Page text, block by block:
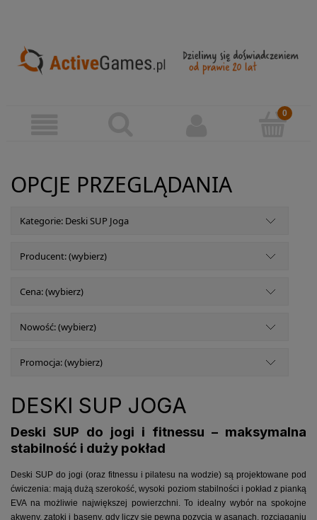
OPCJE PRZEGLĄDANIA
Kategorie: Deski SUP Joga
Producent: (wybierz)
Cena: (wybierz)
Nowość: (wybierz)
Promocja: (wybierz)
DESKI SUP JOGA
Deski SUP do jogi i fitnessu – maksymalna
stabilność i duży pokład
Deski SUP do jogi (oraz fitnessu i pilatesu na wodzie) są projektowane pod
ćwiczenia: mają dużą szerokość, wysoki poziom stabilności i pokład z pianką
EVA na możliwie największej powierzchni. To idealny wybór na spokojne
akweny, zatoki i baseny, gdy liczy się pewna pozycja w asanach, rozciąganiu